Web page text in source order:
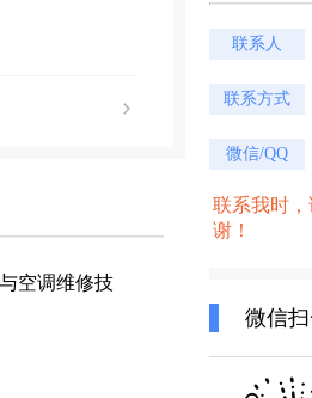
空调维修技
联系人
联系方式
微信/QQ
联系我时
谢！
微信